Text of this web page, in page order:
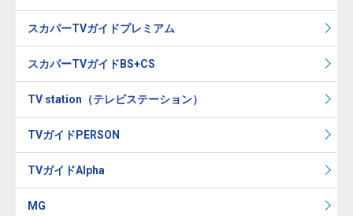
スカパーTVガイドプレミアム
スカパーTVガイドBS+CS
TV station（テレビステーション）
TVガイドPERSON
TVガイドAlpha
MG